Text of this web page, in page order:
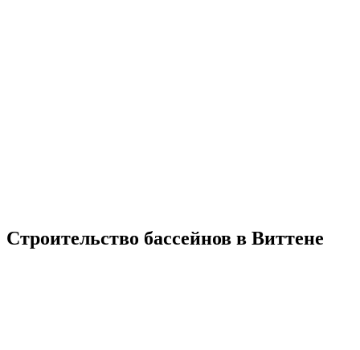
Строительство бассейнов в Виттене